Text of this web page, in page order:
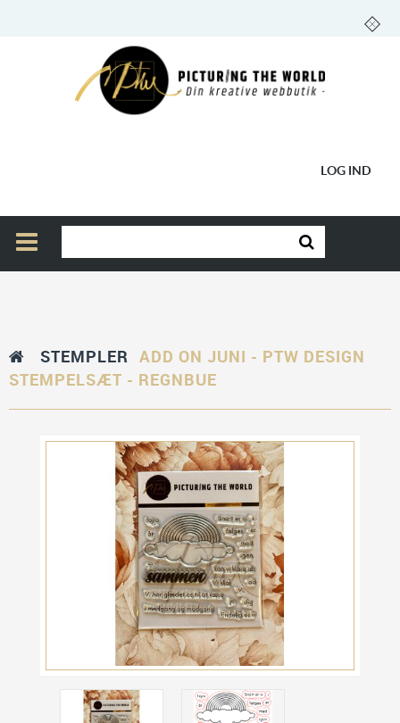
LOG IND
STEMPLER ADD ON JUNI - PTW DESIGN
STEMPELSÆT - REGNBUE